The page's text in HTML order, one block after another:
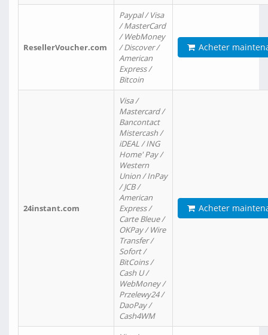
ResellerVoucher.com
Paypal / Visa
/ MasterCard
/ WebMoney
/ Discover /
American
Express /
Bitcoin
Acheter
24instant.com
Visa /
Mastercard /
Bancontact
Mistercash /
iDEAL / ING
Home' Pay /
Western
Union / InPay
/ JCB /
American
Express /
Carte Bleue /
OKPay / Wire
Transfer /
Sofort /
BitCoins /
Cash U /
WebMoney /
Przelewy24 /
DaoPay /
Cash4WM
Acheter